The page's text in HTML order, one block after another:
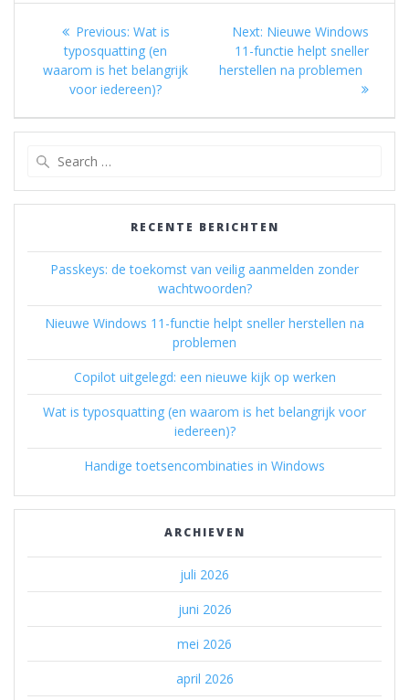
Berichtnavigatie
Previous: Previous
post:
Wat is
typosquatting (en
waarom is het belangrijk
voor iedereen)?
Next: Next
post:
Nieuwe Windows
11-functie helpt sneller
herstellen na problemen
RECENTE BERICHTEN
Passkeys: de toekomst van veilig aanmelden zonder
wachtwoorden?
Nieuwe Windows 11-functie helpt sneller herstellen na
problemen
Copilot uitgelegd: een nieuwe kijk op werken
Wat is typosquatting (en waarom is het belangrijk voor
iedereen)?
Handige toetsencombinaties in Windows
ARCHIEVEN
juli 2026
juni 2026
mei 2026
april 2026